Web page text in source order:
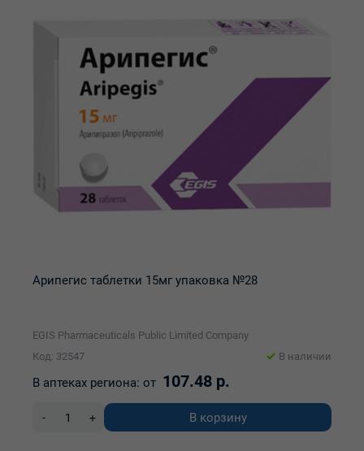
Арипегис таблетки 15мг упаковка №28
EGIS Pharmaceuticals Public Limited Company
Код: 32547
В наличии
В аптеках региона: от 107.48 р.
- + В корзину